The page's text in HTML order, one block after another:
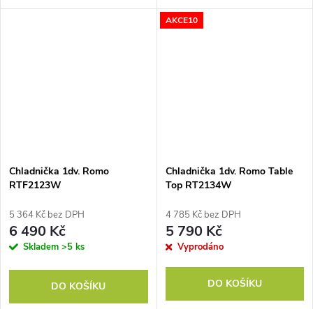
odmrazování, elektronické řízení
dveří, Možnost změny směru
otevírání dveří
Chladnička 1dv. Romo
RTF2123W
5 364 Kč bez DPH
6 490 Kč
Skladem >5 ks
DO KOŠÍKU
AKCE10
Chladnička 1dv. Romo Table
Top RT2134W
4 785 Kč bez DPH
5 790 Kč
Vyprodáno
DO KOŠÍKU